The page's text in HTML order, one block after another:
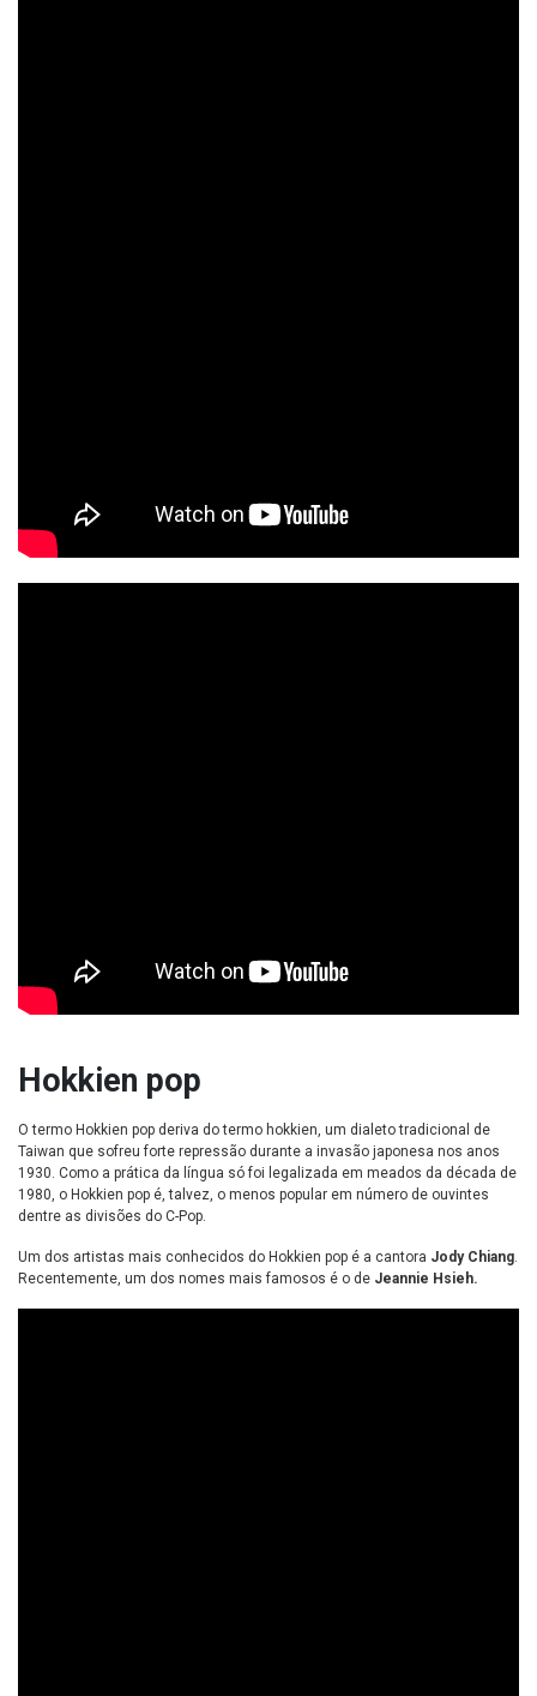
Hokkien pop
O termo Hokkien pop deriva do termo hokkien, um dialeto tradicional de
Taiwan que sofreu forte repressão durante a invasão japonesa nos anos
1930. Como a prática da língua só foi legalizada em meados da década de
1980, o Hokkien pop é, talvez, o menos popular em número de ouvintes
dentre as divisões do C-Pop.
Um dos artistas mais conhecidos do Hokkien pop é a cantora Jody Chiang.
Recentemente, um dos nomes mais famosos é o de Jeannie Hsieh.